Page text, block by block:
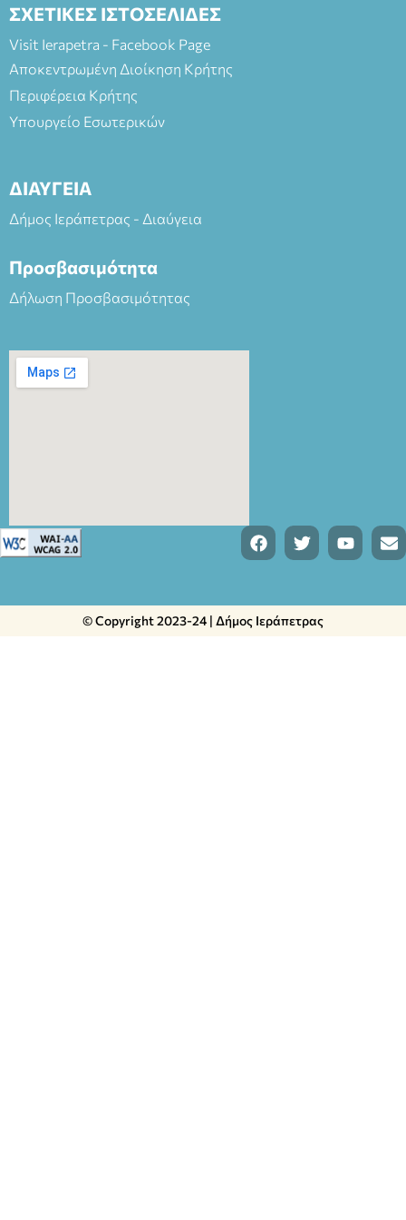
ΣΧΕΤΙΚΕΣ ΙΣΤΟΣΕΛΙΔΕΣ
Visit Ierapetra - Facebook Page
Αποκεντρωμένη Διοίκηση Κρήτης
Περιφέρεια Κρήτης
Υπουργείο Εσωτερικών
ΔΙΑΥΓΕΙΑ
Δήμος Ιεράπετρας - Διαύγεια
Προσβασιμότητα
Δήλωση Προσβασιμότητας
© Copyright 2023-24 | Δήμος Ιεράπετρας